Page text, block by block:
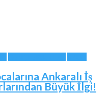
Ankaralı İş
Büyük İlgi!